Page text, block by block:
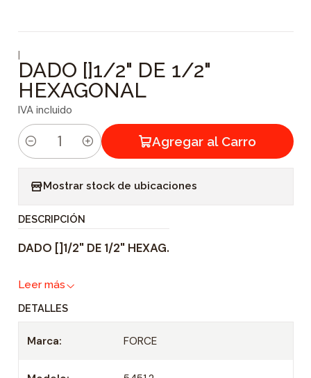
|
DADO []1/2" DE 1/2"
HEXAGONAL
IVA incluido
C
i
d
d
Agregar al Carro
Mostrar stock de ubicaciones
DESCRIPCIÓN
DADO []1/2" DE 1/2" HEXAG.
Leer más
DETALLES
Marca: FORCE